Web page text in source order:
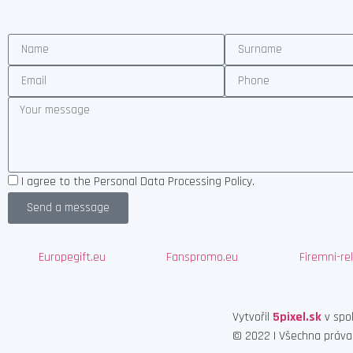
Zářící ve tmě
Široký náramek (25 mm)
Segmentované náramky
I agree to the Personal Data Processing Policy.
Send a message
Europegift.eu Fanspromo.eu Firemni-
Vytvořil 5pixel.skv
© 2022 | Všechna